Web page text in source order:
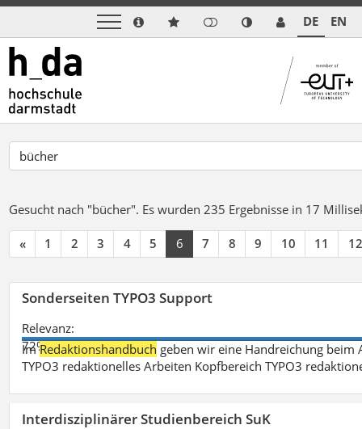
DE EN
Gesucht nach "bücher". Es wurden 235 Ergebnisse in 17
« 1 2 3 4 5 6 7 8 9 10 11 12
Sonderseiten TYPO3 Support
Relevanz:
72%
ImRedaktionshandbuch geben wir eine Handreichung beim
TYPO3 redaktionelles Arbeiten Kopfbereich TYPO3
Interdisziplinärer Studienbereich SuK